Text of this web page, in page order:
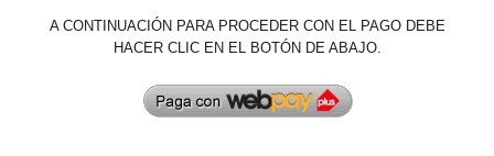
A CONTINUACIÓN PARA PROCEDER CON EL PAGO DEBE
HACER CLIC EN EL BOTÓN DE ABAJO.